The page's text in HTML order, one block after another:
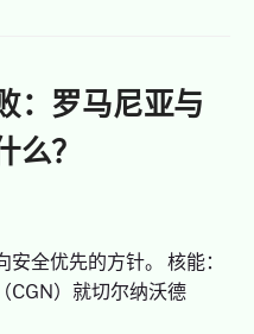
：罗马尼亚与
么？
全优先的方针。 核能：
CGN）就切尔纳沃德